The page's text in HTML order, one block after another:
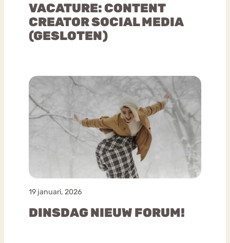
VACATURE: CONTENT
CREATOR SOCIAL MEDIA
(GESLOTEN)
19 januari, 2026
DINSDAG NIEUW FORUM!